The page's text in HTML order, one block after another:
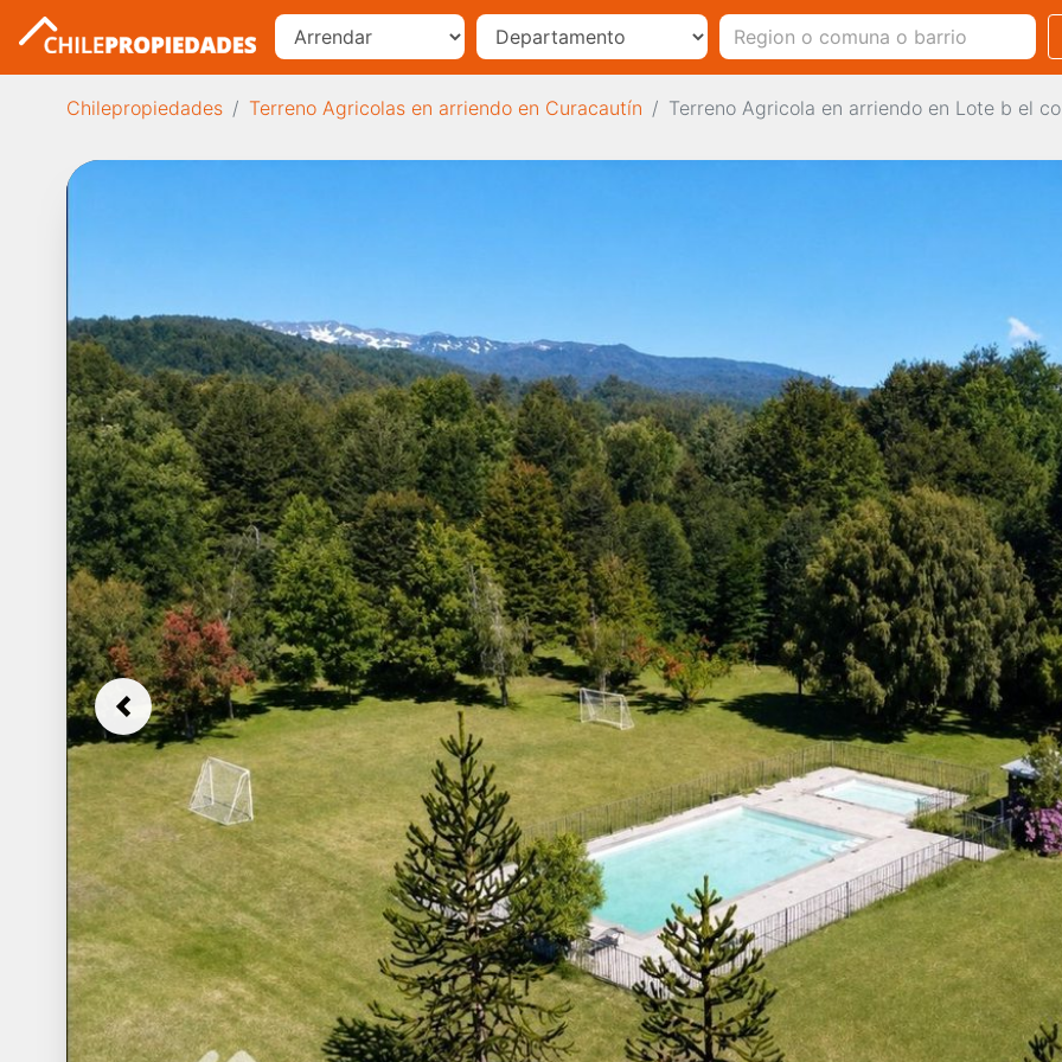
Chilepropiedades Terreno Agricolas en arriendo en Curacautín Terreno Agricola en arriendo en Lote b el
Previous